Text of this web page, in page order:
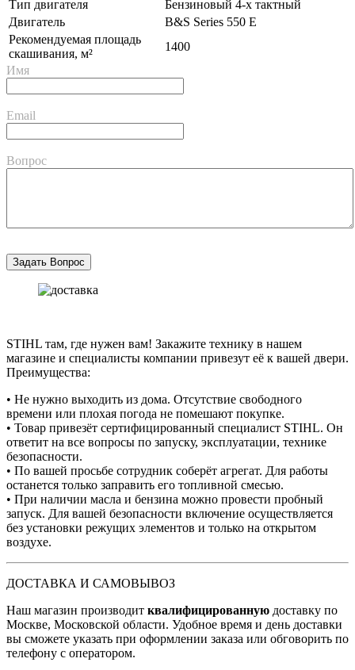
Тип двигателя
Бензиновый 4-х тактный
Двигатель
B&S Series 550 E
Рекомендуемая площадь
скашивания, м²
1400
Имя
Email
Вопрос
STIHL там, где нужен вам! Закажите технику в нашем
магазине и специалисты компании привезут её к вашей двери.
Преимущества:
• Не нужно выходить из дома. Отсутствие свободного
времени или плохая погода не помешают покупке.
• Товар привезёт сертифицированный специалист STIHL. Он
ответит на все вопросы по запуску, эксплуатации, технике
безопасности.
• По вашей просьбе сотрудник соберёт агрегат. Для работы
останется только заправить его топливной смесью.
• При наличии масла и бензина можно провести пробный
запуск. Для вашей безопасности включение осуществляется
без установки режущих элементов и только на открытом
воздухе.
ДОСТАВКА И САМОВЫВОЗ
Наш магазин производит квалифицированную доставку по
Москве, Московской области. Удобное время и день доставки
вы сможете указать при оформлении заказа или обговорить по
телефону с оператором.